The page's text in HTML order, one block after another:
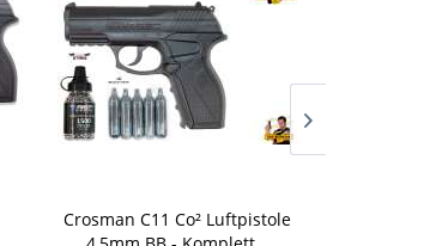
Crosman C11 Co² Luftpistole